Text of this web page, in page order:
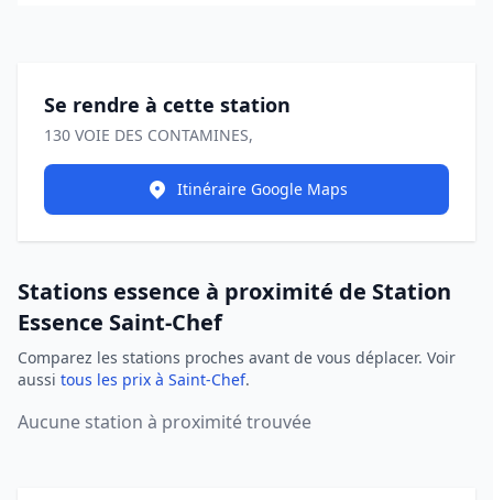
Se rendre à cette station
130 VOIE DES CONTAMINES,
Itinéraire Google Maps
Stations essence à proximité de Station
Essence Saint-Chef
Comparez les stations proches avant de vous déplacer. Voir
aussi tous les prix à Saint-Chef.
Aucune station à proximité trouvée